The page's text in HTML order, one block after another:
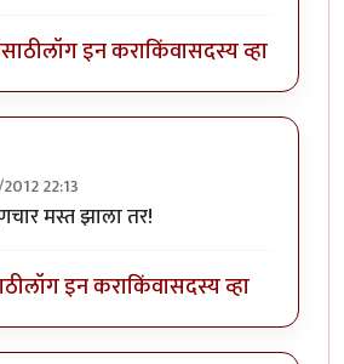
लॉग इन कराकिंवासदस्य व्हा
22:13
मस्त झाला तर!
लॉग इन कराकिंवासदस्य व्हा